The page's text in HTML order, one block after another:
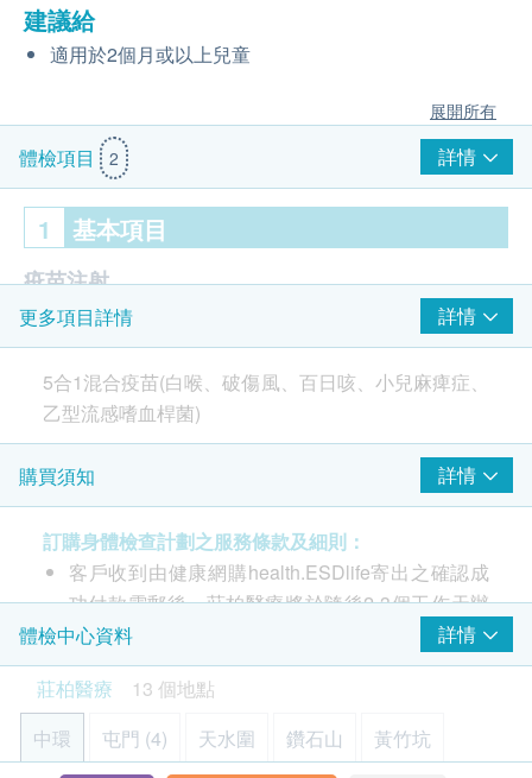
建議給
適用於2個月或以上兒童
展開所有
體檢項目 2 詳情
1 基本項目
疫苗注射
五合一疫苗 1針
更多項目詳情 詳情
5合1混合疫苗(白喉、破傷風、百日咳、小兒麻痺症、
乙型流感嗜血桿菌)
5合1混合疫苗(白喉、破傷風、百日咳、小兒麻痺症、
乙型流感嗜血桿菌)
特點: 把多種疫苗結合，能減少注射次數和BB注射後
出現副作用/不適的機會
並且減少父母的憂慮
* 此項交易必須經醫生評估是否適合進行疫苗注射。
如醫生認為不適合注射疫苗，將取消此計劃的服務，
全數費用退回。
購買須知 詳情
訂購身體檢查計劃之服務條款及細則：
客戶收到由健康網購health.ESDlife寄出之確認成
功付款電郵後，莊柏醫療將於隨後2-3個工作天辦
公時間內，致電客戶及預約身體檢查的時間及地
點。
本身體檢查計劃有效期為1年，客戶必須於1年內
(由確認付款日期起計) 接受有關檢查，客戶需提前
1個月預約相關檢查，逾期作廢。
體檢中心資料
詳情
莊柏醫療
13 個地點
中環
屯門 (4) 天水圍 鑽石山 黃竹坑